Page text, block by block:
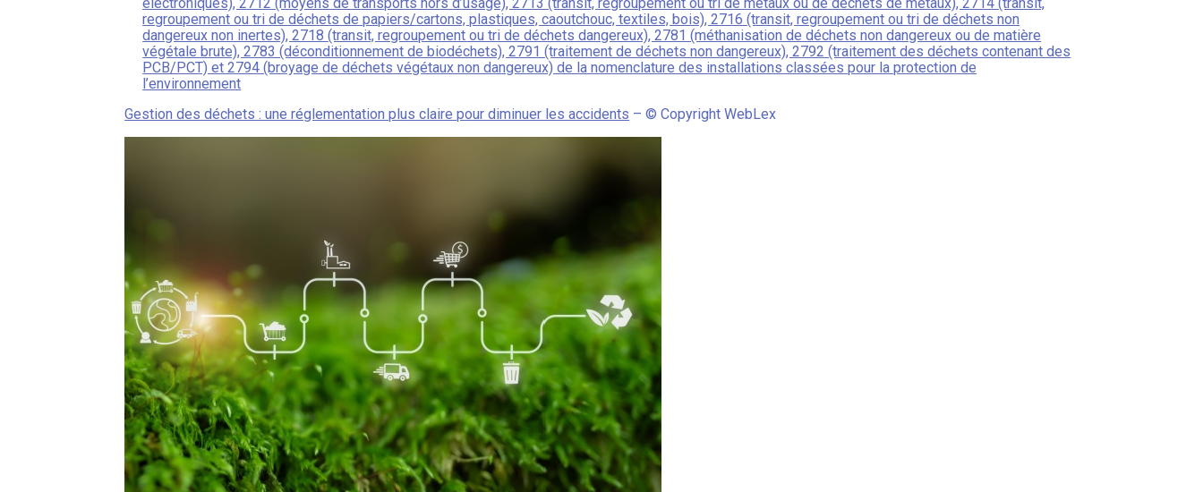
regroupement ou tri de déchets de papiers/cartons, plastiques, caoutchouc, textiles, bois), 2716 (transit, regroupement ou tri de déchets non
dangereux non inertes), 2718 (transit, regroupement ou tri de déchets dangereux), 2781 (méthanisation de déchets non dangereux ou de matière
végétale brute), 2783 (déconditionnement de biodéchets), 2791 (traitement de déchets non dangereux), 2792 (traitement des déchets contenant des
PCB/PCT) et 2794 (broyage de déchets végétaux non dangereux) de la nomenclature des installations classées pour la protection de
l’environnement
Gestion des déchets : une réglementation plus claire pour diminuer les accidents – © Copyright WebLex